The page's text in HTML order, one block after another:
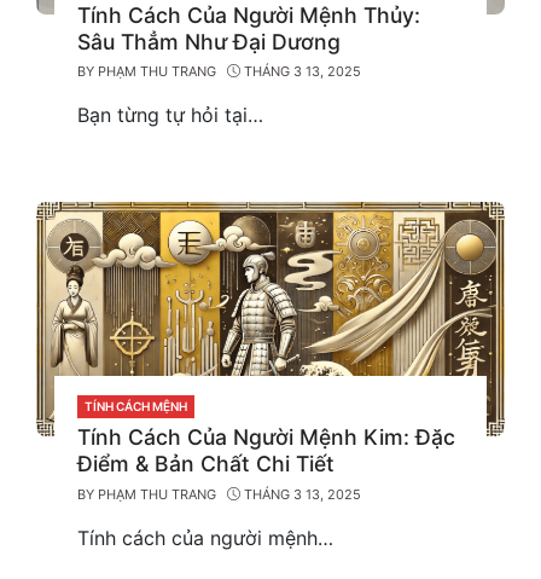
Tính Cách Của Người Mệnh Thủy:
Sâu Thẳm Như Đại Dương
BY PHẠM THU TRANG THÁNG 3 13, 2025
Bạn từng tự hỏi tại…
CATEGORIES
TÍNH CÁCH MỆNH
Tính Cách Của Người Mệnh Kim: Đặc
Điểm & Bản Chất Chi Tiết
BY PHẠM THU TRANG THÁNG 3 13, 2025
Tính cách của người mệnh…